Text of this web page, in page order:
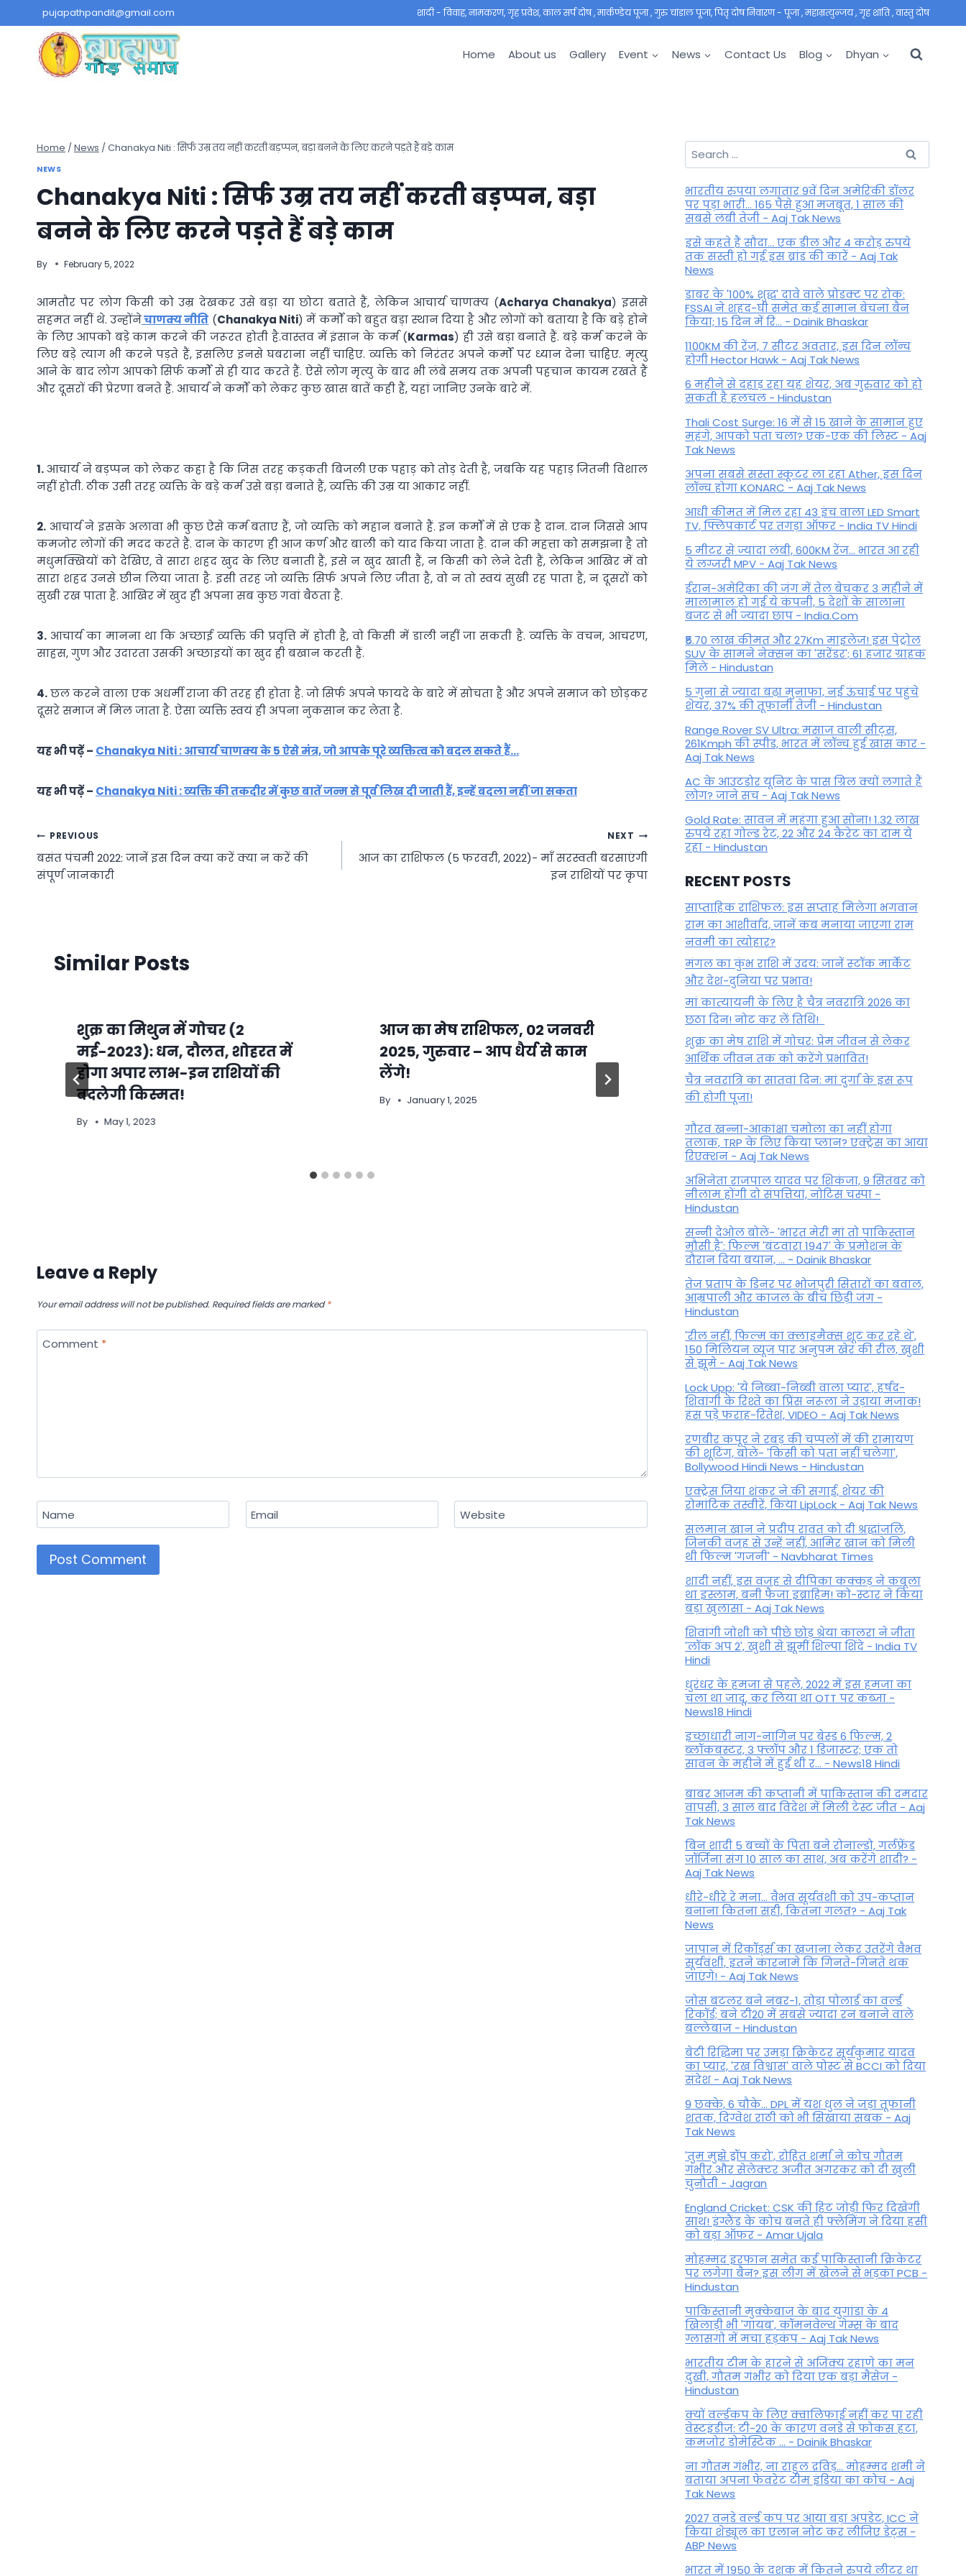
to
content
pujapathpandit@gmail.com शादी - विवाह, नामकरण, गृह प्रवेश, काल सर्प दोष , मार्कण्डेय पूजा , गुरु चांडाल पूजा, पितृ दोष निवारण - पूजा , महाम्रत्युन्जय , गृह शांति , वास्तु दोष
Home About us Gallery Event News Contact Us Blog Dhyan
Home / News / Chanakya Niti : सिर्फ उम्र तय नहीं करती बड़प्पन, बड़ा बनने के लिए करने पड़ते हैं बड़े काम
NEWS
Chanakya Niti : सिर्फ उम्र तय नहीं करती बड़प्पन, बड़ा
बनने के लिए करने पड़ते हैं बड़े काम
By February 5, 2022
आमतौर पर लोग किसी को उम्र देखकर उसे बड़ा या छोटा बताते हैं, लेकिन आचार्य चाणक्य (Acharya Chanakya) इससे
सहमत नहीं थे. उन्होंनेचाणक्य नीति (Chanakya Niti) में कर्मों को बहुत बड़ा स्थान दिया है और लोगों को बताया है कि बड़े होने
के लिए आपको बड़े काम करने की जरूरत होती है.वास्तव में इंसान के कर्म (Karmas) ही उसे बड़ा बनाते हैं. बड़े कर्म करने के
लिए बड़े त्याग भी करने पड़ते हैं, इसलिए इनसे घबराना नहीं चाहिए. व्यक्ति को निरंतर अपने कर्मों पर ध्यान देना चाहिए. मृत्यु
आने के बाद लोग आपको सिर्फ कर्मों से ही याद करते हैं. ऐसे लोग मृत्यु के बाद भी लंबे समय तक अपनी पहचान कायम रखते हैं
और दूसरों की प्रेरणा बनते हैं. आचार्य ने कर्मों को लेकर कुछ खास बातें कही हैं, यहां जानिए उनके बारे में.
1.आचार्य ने बड़प्पन को लेकर कहा है कि जिस तरह कड़कती बिजली एक पहाड़ को तोड़ देती है, जबकि यह पहाड़ जितनी विशाल
नहीं होती. ठीक उसी तरह व्यक्ति के बड़े कर्म उसे बड़ा बनाते हैं, व्यक्ति की उम्र या आकार नहीं.
2. आचार्य ने इसके अलावा भी कुछ ऐसे कर्म बताए हैं, जो व्यक्ति को महान बनाते हैं. इन कर्मों में से एक है दान. दान जिससे आप
कमजोर लोगों की मदद करते हैं. दान के कारण ही आज कर्ण और बाली को याद किया जाता है. दान की महत्ता को समझना है तो
मधुमक्खियों को देखिए, वे सारा शहद खुद के लिए बनाती हैं, इसे न खुद खाती हैं, न किसी को लेने देती हैं, लेकिन आखिर में वो
सारा शहद उनसे छीन लिया जाता है. इसी तरह जो व्यक्ति सिर्फ अपने लिए जीता है, वो न तो स्वयं सुखी रह पाता है, न दूसरों को
सुखी रख पाता है. आखिर में खुद ही अपना सब कुछ गवां बैठता है.
3. आचार्य का मानना था कि अच्छाई व्यक्ति की प्रवृत्ति में होती है, वो किसी में डाली नहीं जा सकती है. व्यक्ति के वचन, आचरण,
साहस, गुण और उदारता उसकी अच्छाइयों का खुद ही बखान करती हैं.
4.छल करने वाला एक अधर्मी राजा की तरह ही होता है. जो सिर्फ अपने फायदे के बारे में सोचता है और अपने समाज को छोड़कर
दूसरे समाज में मिल जाता है. ऐसा व्यक्ति स्वयं ही अपना नुकसान कर लेता है.
यह भी पढ़ें – Chanakya Niti : आचार्य चाणक्य के 5 ऐसे मंत्र, जो आपके पूरे व्यक्तित्व को बदल सकते हैं…
यह भी पढ़ें – Chanakya Niti : व्यक्ति की तकदीर में कुछ बातें जन्म से पूर्व लिख दी जाती हैं, इन्हें बदला नहीं जा सकता
Post
navigation
PREVIOUS
बसंत पंचमी 2022: जानें इस दिन क्या करें क्या न करें की
संपूर्ण जानकारी
NEXT
आज का राशिफल (5 फरवरी, 2022)- माँ सरस्वती बरसाएंगी
इन राशियों पर कृपा
Similar Posts
शुक्र का मिथुन में गोचर (2
मई-2023): धन, दौलत, शोहरत में
होगा अपार लाभ-इन राशियों की
बदलेगी किस्मत!
By May 1, 2023
आज का मेष राशिफल, 02 जनवरी
2025, गुरुवार – आप धैर्य से काम
लेंगे!
By January 1, 2025
Parakram Yog: 9 दिसंबर से सोने
की तरह चमकेगी इन राशियों का
भाग्य, ज्येष्ठा नक्षत्र में दो ग्रहों का
गोचर देगा लाभ
By November 30, 2023
Leave a Reply
Your email address will not be published. Required fields are marked*
Comment *
Name Email Website
Search
for:
भारतीय रुपया लगातार 9वें दिन अमेरिकी डॉलर
पर पड़ा भारी... 165 पैसे हुआ मजबूत, 1 साल की
सबसे लंबी तेजी - Aaj Tak News
इसे कहते हैं सौदा... एक डील और 4 करोड़ रुपये
तक सस्ती हो गई इस ब्रांड की कारें - Aaj Tak
News
डाबर के '100% शुद्ध' दावे वाले प्रोडक्ट पर रोक:
FSSAI ने शहद-घी समेत कई सामान बेचना बैन
किया; 15 दिन में रि... - Dainik Bhaskar
1100KM की रेंज, 7 सीटर अवतार, इस दिन लॉन्च
होगी Hector Hawk - Aaj Tak News
6 महीने से दहाड़ रहा यह शेयर, अब गुरुवार को हो
सकती है हलचल - Hindustan
Thali Cost Surge: 16 में से 15 खाने के सामान हुए
महंगे, आपको पता चला? एक-एक की लिस्ट - Aaj
Tak News
अपना सबसे सस्ता स्कूटर ला रहा Ather, इस दिन
लॉन्च होगा KONARC - Aaj Tak News
आधी कीमत में मिल रहा 43 इंच वाला LED Smart
TV, फ्लिपकार्ट पर तगड़ा ऑफर - India TV Hindi
5 मीटर से ज्यादा लंबी, 600KM रेंज... भारत आ रही
ये लग्जरी MPV - Aaj Tak News
ईरान-अमेरिका की जंग में तेल बेचकर 3 महीने में
मालामाल हो गई ये कंपनी, 5 देशों के सालाना
बजट से भी ज्यादा छाप - India.Com
₹5.70 लाख कीमत और 27Km माइलेज! इस पेट्रोल
SUV के सामने नेक्सन का 'सरेंडर'; 61 हजार ग्राहक
मिले - Hindustan
5 गुना से ज्यादा बढ़ा मुनाफा, नई ऊंचाई पर पहुंचे
शेयर, 37% की तूफानी तेजी - Hindustan
Range Rover SV Ultra: मसाज वाली सीट्स,
261Kmph की स्पीड, भारत में लॉन्च हुई खास कार -
Aaj Tak News
AC के आउटडोर यूनिट के पास ग्रिल क्यों लगाते हैं
लोग? जाने सच - Aaj Tak News
Gold Rate: सावन में महंगा हुआ सोना! 1.32 लाख
रुपये रहा गोल्ड रेट, 22 और 24 कैरेट का दाम ये
रहा - Hindustan
RECENT POSTS
साप्ताहिक राशिफल: इस सप्ताह मिलेगा भगवान
राम का आशीर्वाद, जानें कब मनाया जाएगा राम
नवमी का त्योहार?
मंगल का कुंभ राशि में उदय: जानें स्‍टॉक मार्केट
और देश-दुनिया पर प्रभाव!
मां कात्‍यायनी के लिए है चैत्र नवरात्रि 2026 का
छठा दिन! नोट कर लें तिथि!
शुक्र का मेष राशि में गोचर: प्रेम जीवन से लेकर
आर्थिक जीवन तक को करेंगे प्रभावित!
चैत्र नवरात्रि का सातवां दिन: मां दुर्गा के इस रूप
की होगी पूजा!
गौरव खन्ना-आकांक्षा चमोला का नहीं होगा
तलाक, TRP के लिए किया प्लान? एक्ट्रेस का आया
रिएक्शन - Aaj Tak News
अभिनेता राजपाल यादव पर शिकंजा, 9 सितंबर को
नीलाम होंगी दो संपत्तियां, नोटिस चस्पा -
Hindustan
सन्नी देओल बोले- 'भारत मेरी मां तो पाकिस्तान
मौसी है': फिल्म 'बंटवारा 1947' के प्रमोशन के
दौरान दिया बयान, ... - Dainik Bhaskar
तेज प्रताप के डिनर पर भोजपुरी सितारों का बवाल,
आम्रपाली और काजल के बीच छिड़ी जंग -
Hindustan
'रील नहीं, फिल्म का क्लाइमैक्स शूट कर रहे थे',
150 मिलियन व्यूज पार अनुपम खेर की रील, खुशी
से झूमे - Aaj Tak News
Lock Upp: 'ये निब्बा-निब्बी वाला प्यार', हर्षद-
शिवांगी के रिश्ते का प्रिंस नरूला ने उड़ाया मजाक!
हंस पड़े फराह-रितेश, VIDEO - Aaj Tak News
रणबीर कपूर ने रबड़ की चप्पलों में की रामायण
की शूटिंग, बोले- 'किसी को पता नहीं चलेगा',
Bollywood Hindi News - Hindustan
एक्ट्रेस जिया शंकर ने की सगाई, शेयर की
रोमांटिक तस्वीरें, किया LipLock - Aaj Tak News
सलमान खान ने प्रदीप रावत को दी श्रद्धांजलि,
जिनकी वजह से उन्हें नहीं, आमिर खान को मिली
थी फिल्म 'गजनी' - Navbharat Times
शादी नहीं, इस वजह से दीपिका कक्कड़ ने कबूला
था इस्लाम, बनी फैजा इब्राहिम! को-स्टार ने किया
बड़ा खुलासा - Aaj Tak News
शिवांगी जोशी को पीछे छोड़ श्रेया कालरा ने जीता
'लॉक अप 2', खुशी से झूमीं शिल्पा शिंदे - India TV
Hindi
धुरंधर के हमजा से पहले, 2022 में इस हमजा का
चला था जादू, कर लिया था OTT पर कब्जा -
News18 Hindi
इच्छाधारी नाग-नागिन पर बेस्ड 6 फिल्म, 2
ब्लॉकबस्टर, 3 फ्लॉप और 1 डिजास्टर; एक तो
सावन के महीने में हुई थी र... - News18 Hindi
बाबर आजम की कप्तानी में पाकिस्तान की दमदार
वापसी, 3 साल बाद विदेश में मिली टेस्ट जीत - Aaj
Tak News
बिन शादी 5 बच्चों के पिता बने रोनाल्डो, गर्लफ्रेंड
जॉर्जिना संग 10 साल का साथ, अब करेंगे शादी? -
Aaj Tak News
धीरे-धीरे रे मना… वैभव सूर्यवंशी को उप-कप्तान
बनाना कितना सही, कितना गलत? - Aaj Tak
News
जापान में रिकॉर्ड्स का खजाना लेकर उतरेंगे वैभव
सूर्यवंशी, इतने कारनामे कि गिनते-गिनते थक
जाएंगे! - Aaj Tak News
जोस बटलर बने नंबर-1, तोड़ा पोलार्ड का वर्ल्ड
रिकॉर्ड; बने टी20 में सबसे ज्यादा रन बनाने वाले
बल्लेबाज - Hindustan
बेटी र‍िद्ध‍िमा पर उमड़ा क्रिकेटर सूर्यकुमार यादव
का प्यार, 'रख विश्वास' वाले पोस्ट से BCCI को दिया
संदेश - Aaj Tak News
9 छक्के, 6 चौके... DPL में यश धुल ने जड़ा तूफानी
शतक, द‍िग्वेश राठी को भी स‍िखाया सबक - Aaj
Tak News
'तुम मुझे ड्रॉप करो', रोहित शर्मा ने कोच गौतम
गंभीर और सेलेक्टर अजीत अगरकर को दी खुली
चुनौती - Jagran
England Cricket: CSK की हिट जोड़ी फिर दिखेगी
साथ! इंग्लैंड के कोच बनते ही फ्लेमिंग ने दिया हसी
को बड़ा ऑफर - Amar Ujala
मोहम्मद इरफान समेत कई पाकिस्तानी क्रिकेटर
पर लगेगा बैन? इस लीग में खेलने से भड़का PCB -
Hindustan
पाकिस्तानी मुक्केबाज के बाद युगांडा के 4
खिलाड़ी भी 'गायब', कॉमनवेल्थ गेम्स के बाद
ग्लासगो में मचा हड़कंप - Aaj Tak News
भारतीय टीम के हारने से अजिंक्य रहाणे का मन
दुखी, गौतम गंभीर को दिया एक बड़ा मैसेज -
Hindustan
क्यों वर्ल्डकप के लिए क्वालिफाई नहीं कर पा रही
वेस्टइंडीज: टी-20 के कारण वनडे से फोकस हटा,
कमजोर डोमेस्टिक ... - Dainik Bhaskar
ना गौतम गंभीर, ना राहुल द्रव‍िड़... मोहम्मद शमी ने
बताया अपना फेवरेट टीम इंड‍िया का कोच - Aaj
Tak News
2027 वनडे वर्ल्ड कप पर आया बड़ा अपडेट, ICC ने
किया शेड्यूल का एलान नोट कर लीजिए डेट्स -
ABP News
भारत में 1950 के दशक में कितने रुपये लीटर था